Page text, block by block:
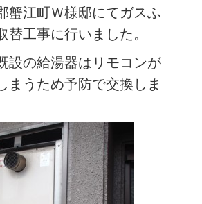
蟹江町Ｗ様邸にてガスふ
替工事に行いました。
設の給湯器はリモコンが
まうため予防で交換しま